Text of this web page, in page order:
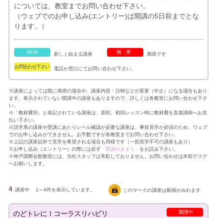
については、教室までお問い合わせ下さい。
（ウェブでのお申し込み(エントリー)は開講の5日前までとな
ります。）
NEW 新しく始まる講座 満席 満席です
お問合わせ下さい 電話か窓口にてお問い合わせ下さい。
※講座によっては既に満席の場合や、講座内容・日時などが変更（中止）になる場合もあり
ます。表示されていない開講中の講座もありますので、詳しくは各教室にお問い合わせ下さ
い。
※「教材費別」と表記されている講座は、原則、初回レッスン時に教材費を直接講師へお支
払い下さい。
※語学系の講座や受講にあたりレベル確認が必要な講座は、事前見学が必須のため、ウェブ
でのお申し込みができません。お手数ですが各教室までお問い合わせ下さい。
※上記の講座以外で見学を希望される場合も同様です（一部見学不可の講座もあり）
※お申し込み（エントリー）の際には必ず「受講のきまり」 をお読み下さい。
※神戸国際会館教室には、当社スタッフは常駐しておりません。お問い合わせは本部デスク
へお願いします。
4 講座中 1～4件を表示しています。 このマークの講座は動画がみれます
開講中
のどトレに！コーラスリハビリ